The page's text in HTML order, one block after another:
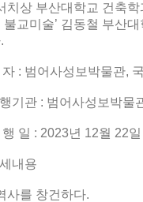
치상 부산대학교 건축
불교미술’ 김동철 부산
.
자 : 범어사성보박물관,
기관 : 범어사성보박물
행 일 : 2023년 12월 22일
내용
사를 창건하다.